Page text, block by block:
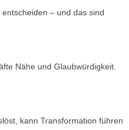
– und das sind
Nähe und Glaubwürdigkeit.
kann Transformation führen